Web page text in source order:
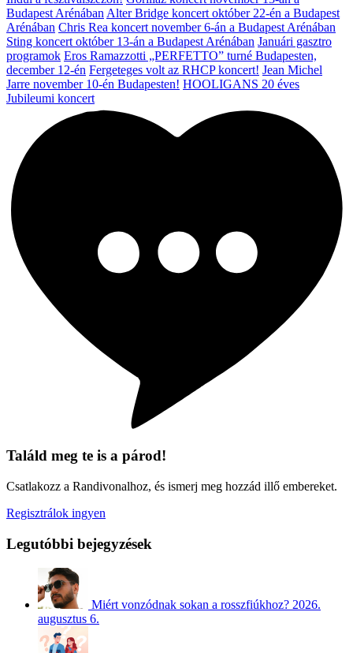
Budapest Arénában Alter Bridge koncert október 22-én a Budapest
Arénában Chris Rea koncert november 6-án a Budapest Arénában
Sting koncert október 13-án a Budapest Arénában Januári gasztro
programok Eros Ramazzotti „PERFETTO” turné Budapesten,
december 12-én Fergeteges volt az RHCP koncert! Jean Michel
Jarre november 10-én Budapesten! HOOLIGANS 20 éves
Jubileumi koncert
Találd meg te is a párod!
Csatlakozz a Randivonalhoz, és ismerj meg hozzád illő embereket.
Regisztrálok ingyen
Legutóbbi bejegyzések
Miért vonzódnak sokan a rosszfiúkhoz? 2026.
augusztus 6.